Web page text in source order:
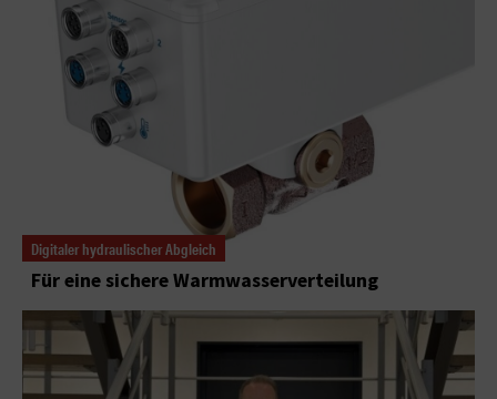
Digitaler hydraulischer Abgleich
Für eine sichere Warmwasserverteilung